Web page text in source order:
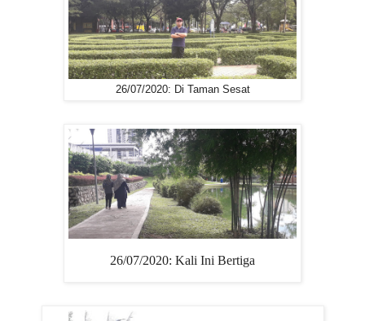
26/07/2020: Di Taman Sesat
26/07/2020: Kali Ini Bertiga